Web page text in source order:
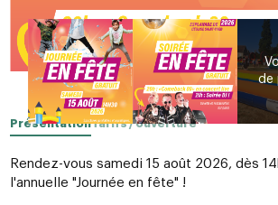
PrésentationTarifs / ouverture
Rendez-vous samedi 15 août 2026, dès
l'annuelle "Journée en fête" !